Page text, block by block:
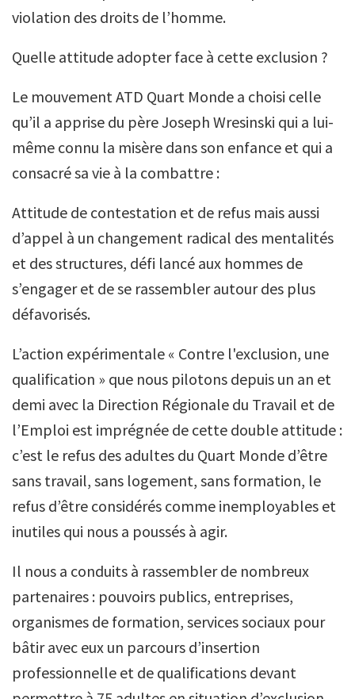
violation des droits de l’homme.
Quelle attitude adopter face à cette exclusion ?
Le mouvement ATD Quart Monde a choisi celle
qu’il a apprise du père Joseph Wresinski qui a lui-
même connu la misère dans son enfance et qui a
consacré sa vie à la combattre :
Attitude de contestation et de refus mais aussi
d’appel à un changement radical des mentalités
et des structures, défi lancé aux hommes de
s’engager et de se rassembler autour des plus
défavorisés.
L’action expérimentale « Contre l'exclusion, une
qualification » que nous pilotons depuis un an et
demi avec la Direction Régionale du Travail et de
l’Emploi est imprégnée de cette double attitude :
c’est le refus des adultes du Quart Monde d’être
sans travail, sans logement, sans formation, le
refus d’être considérés comme inemployables et
inutiles qui nous a poussés à agir.
Il nous a conduits à rassembler de nombreux
partenaires : pouvoirs publics, entreprises,
organismes de formation, services sociaux pour
bâtir avec eux un parcours d’insertion
professionnelle et de qualifications devant